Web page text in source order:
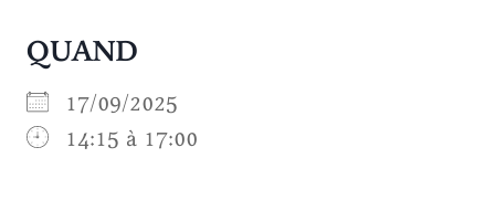
QUAND
17/09/2025
14:15 à 17:00